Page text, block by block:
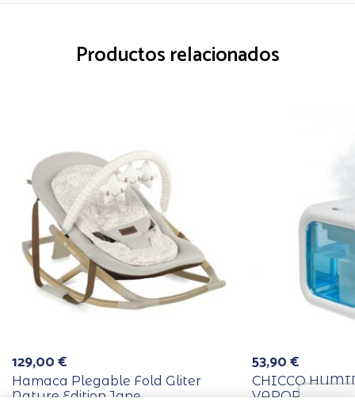
Productos relacionados
129,00€
Hamaca Plegable Fold Gliter
Nature Edition Jane
53,90€
CHICCO
VAPOR FRIO